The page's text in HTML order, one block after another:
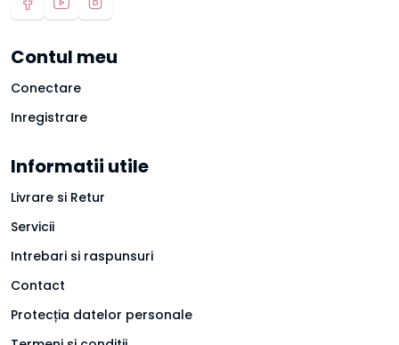
Contul meu
Conectare
Inregistrare
Informatii utile
Livrare si Retur
Servicii
Intrebari si raspunsuri
Contact
Protecția datelor personale